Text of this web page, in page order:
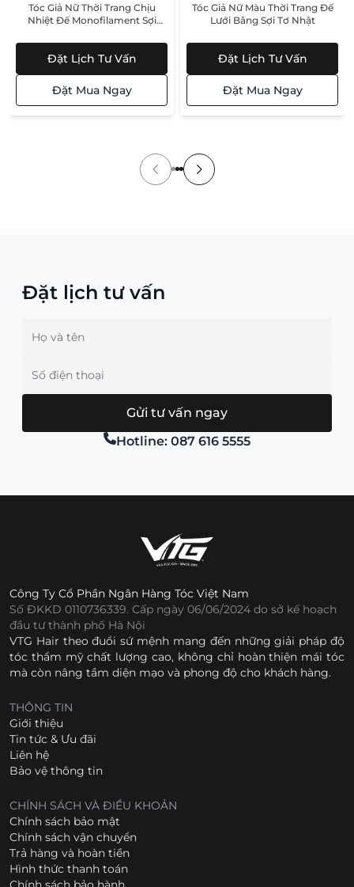
Tóc Giả Nữ Thời Trang Chịu
Nhiệt Đế Monofilament Sợi
Đặt Lịch Tư Vấn
Đặt Mua Ngay
Tóc Giả Nữ Màu Thời Trang Đế
Lưới Bằng Sợi Tơ Nhật
Đặt Lịch Tư Vấn
Đặt Mua Ngay
Đặt lịch tư vấn
Họ và tên
Số điện thoại
Gửi tư vấn ngay
Hotline: 087 616 5555
Công Ty Cổ Phần Ngân Hàng Tóc Việt Nam
Số ĐKKD 0110736339. Cấp ngày 06/06/2024 do sở kế hoạch
đầu tư thành phố Hà Nội
VTG Hair theo đuổi sứ mệnh mang đến những giải pháp độ
tóc thẩm mỹ chất lượng cao, không chỉ hoàn thiện mái tóc
mà còn nâng tầm diện mạo và phong độ cho khách hàng.
THÔNG TIN
Giới thiệu
Tin tức & Ưu đãi
Liên hệ
Bảo vệ thông tin
CHÍNH SÁCH VÀ ĐIỀU KHOẢN
Chính sách bảo mật
Chính sách vận chuyển
Trả hàng và hoàn tiền
Hình thức thanh toán